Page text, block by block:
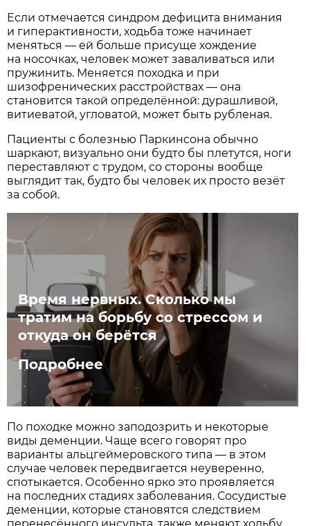
Если отмечается синдром дефицита внимания
и гиперактивности, ходьба тоже начинает
меняться — ей больше присуще хождение
на носочках, человек может заваливаться или
пружинить. Меняется походка и при
шизофренических расстройствах — она
становится такой определённой: дурашливой,
витиеватой, угловатой, может быть рубленая.
Пациенты с болезнью Паркинсона обычно
шаркают, визуально они будто бы плетутся, ноги
переставляют с трудом, со стороны вообще
выглядит так, будто бы человек их просто везёт
за собой.
Время нервных. Сколько мы
тратим на борьбу со стрессом и
откуда он берётся
Подробнее
По походке можно заподозрить и некоторые
виды деменции. Чаще всего говорят про
варианты альцгеймеровского типа — в этом
случае человек передвигается неуверенно,
спотыкается. Особенно ярко это проявляется
на последних стадиях заболевания. Сосудистые
деменции, которые становятся следствием